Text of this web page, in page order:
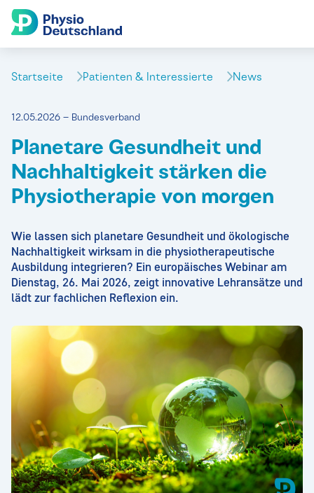
Startseite Patienten & Interessierte News
12.05.2026 – Bundesverband
Planetare Gesundheit und
Nachhaltigkeit stärken die
Physiotherapie von morgen
Wie lassen sich planetare Gesundheit und ökologische
Nachhaltigkeit wirksam in die physiotherapeutische
Ausbildung integrieren? Ein europäisches Webinar am
Dienstag, 26. Mai 2026, zeigt innovative Lehransätze und
lädt zur fachlichen Reflexion ein.